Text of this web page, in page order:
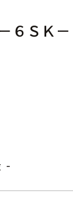
６ＳＫ
-